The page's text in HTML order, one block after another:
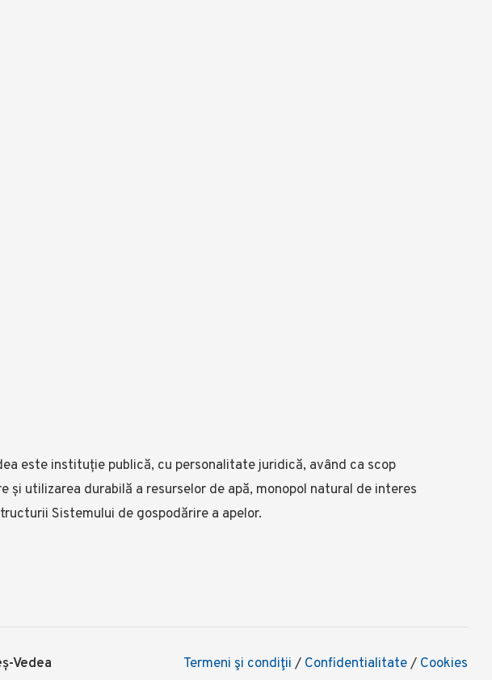
este instituție publică, cu personalitate juridică, având ca scop
și utilizarea durabilă a resurselor de apă, monopol natural de interes
Sistemului de gospodărire a apelor.
Vedea Termeni şi condiţii / Confidentialitate/ Cookies